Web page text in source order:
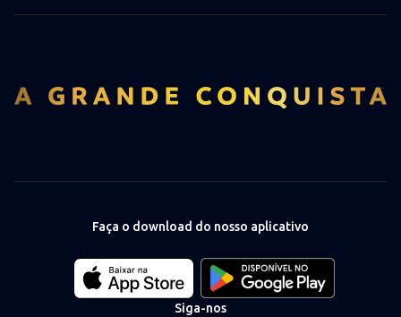
Faça o download do nosso aplicativo
Download
our
app
Download
our
app
Siga-nos